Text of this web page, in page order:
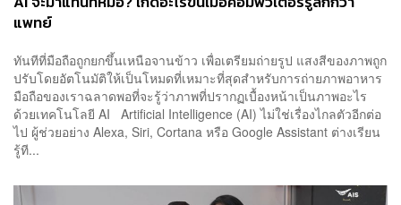
แพทย์
ทันทีที่มือถือถูกยกขึ้นเหนือจานข้าว เพื่อเตรียมถ่ายรูป แสงสีของภาพถูก
ปรับโดยอัตโนมัติให้เป็นโหมดที่เหมาะที่สุดสำหรับการถ่ายภาพอาหาร
มือถือของเราฉลาดพอที่จะรู้ว่าภาพที่ปรากฏเบื้องหน้าเป็นภาพอะไร
ด้วยเทคโนโลยี AI Artificial Intelligence (AI) ไม่ใช่เรื่องไกลตัวอีกต่อ
ไป ผู้ช่วยอย่าง Alexa, Siri, Cortana หรือ Google Assistant ต่างเรียน
รู้ที...